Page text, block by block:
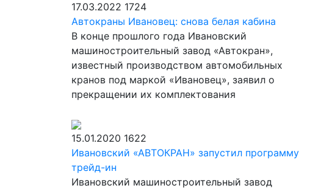
17.03.2022 1724
Автокраны Ивановец: снова белая кабина
В конце прошлого года Ивановский
машиностроительный завод «Автокран»,
известный производством автомобильных
кранов под маркой «Ивановец», заявил о
прекращении их комплектования
15.01.2020 1622
Ивановский «АВТОКРАН» запустил программу
трейд-ин
Ивановский машиностроительный завод